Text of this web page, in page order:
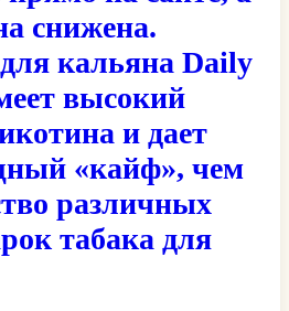
снижена.
кальяна Daily
высокий
и дает
«кайф», чем
различных
табака для